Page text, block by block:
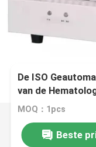
De ISO
van de
testen materiaal
MOQ：1pcs
Beste